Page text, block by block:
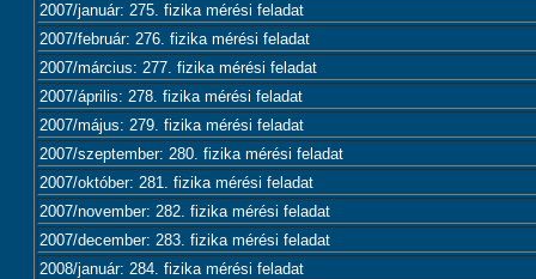
2007/január: 275. fizika mérési feladat
2007/február: 276. fizika mérési feladat
2007/március: 277. fizika mérési feladat
2007/április: 278. fizika mérési feladat
2007/május: 279. fizika mérési feladat
2007/szeptember: 280. fizika mérési feladat
2007/október: 281. fizika mérési feladat
2007/november: 282. fizika mérési feladat
2007/december: 283. fizika mérési feladat
2008/január: 284. fizika mérési feladat